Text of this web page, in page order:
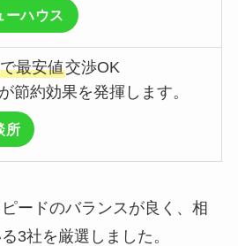
ーハウス
最安値交渉OK
節約効果を発揮します。
所
ードのバランスが良く、相
3社を厳選しました。